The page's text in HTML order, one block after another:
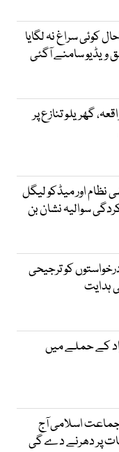
کوئی سراغ نہ لگایا
ویڈیو سامنے آگئی
گھریلو تنازع پر
نظام اور میڈکو لیگل
سوالیہ نشان بن
کو ترجیحی
ہدایت
کے حملے میں
جماعت اسلامی آج